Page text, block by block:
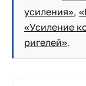
усиления»,
«Усиление
ригелей».